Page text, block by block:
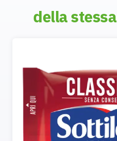
della stessa